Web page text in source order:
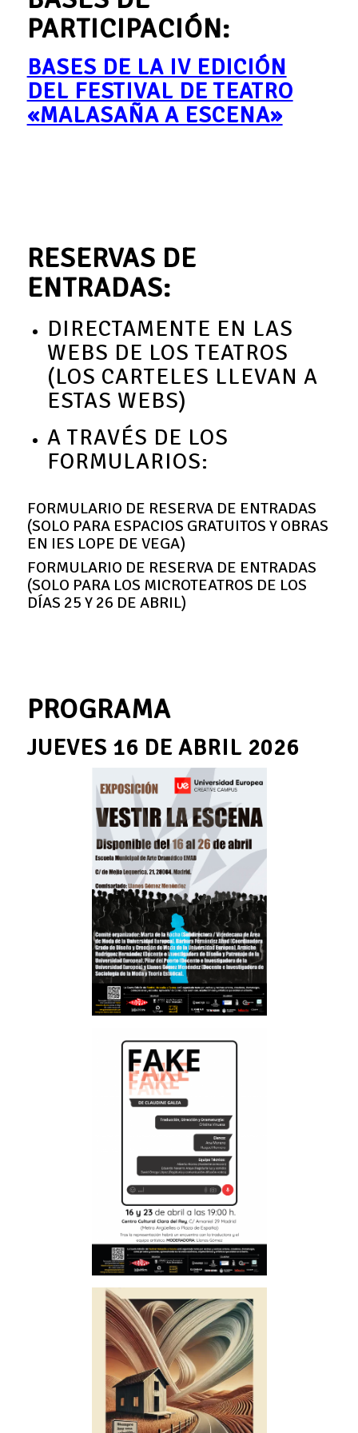
PARTICIPACIÓN:
BASES DE LA IV EDICIÓN
DEL FESTIVAL DE TEATRO
«MALASAÑA A ESCENA»
RESERVAS DE
ENTRADAS:
DIRECTAMENTE EN LAS
WEBS DE LOS TEATROS
(LOS CARTELES LLEVAN A
ESTAS WEBS)
A TRAVÉS DE LOS
FORMULARIOS:
FORMULARIO DE RESERVA DE ENTRADAS
(SOLO PARA ESPACIOS GRATUITOS Y OBRAS
EN IES LOPE DE VEGA)
FORMULARIO DE RESERVA DE ENTRADAS
(SOLO PARA LOS MICROTEATROS DE LOS
DÍAS 25 Y 26 DE ABRIL)
PROGRAMA
JUEVES 16 DE ABRIL 2026